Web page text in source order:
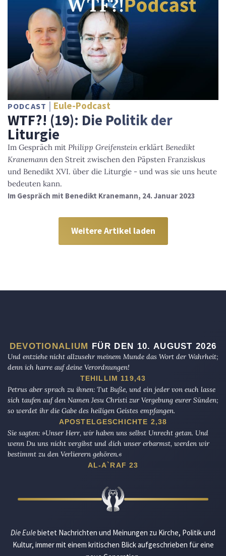
PODCAST Eule-Podcast
WTF?! (19): Die Politik der
Liturgie
Im Gespräch mit Philipp Greifenstein erklärt Benedikt
Kranemann den Streit zwischen den Päpsten Franziskus
und Benedikt XVI. über die Liturgie - und was sie uns heute
bedeuten kann.
Im Gespräch mit Benedikt Kranemann, 24. Januar 2023
Weitere Artikel laden
DEVOTIONALIUM FÜR DEN 10. AUGUST 2026
Und entziehe nicht allzusehr meinem Munde das Wort der Wahrheit;
denn ich harre auf deine Verordnungen!
TEHILLIM 119,43
Petrus aber sprach zu ihnen: Tut Buße, und ein jeder von euch lasse
sich taufen auf den Namen Jesu Christi zur Vergebung eurer Sünden;
so werdet ihr die Gabe des heiligen Geistes empfangen.
APOSTELGESCHICHTE 2,38
Sie sagten: »Unser Herr, wir haben uns selbst Unrecht getan. Und
wenn Du uns nicht vergibst und dich unser erbarmst, werden wir
bestimmt zu den Verlierern gehören.«
AL-A`RAF 23
Die Eulebietet Nachrichten und Meinungen zu Kirche, Politik und
Kultur, immer mit einem kritischen Blick aufgeschrieben für eine